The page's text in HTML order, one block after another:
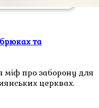
та
міф про заборону для
церквах.